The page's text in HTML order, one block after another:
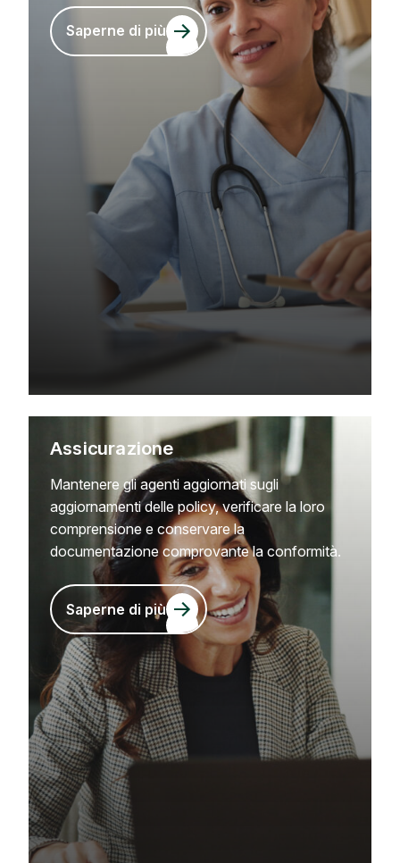
Saperne di più
Assicurazione
Mantenere gli agenti aggiornati sugli
aggiornamenti delle policy, verificare la loro
comprensione e conservare la
documentazione comprovante la conformità.
Saperne di più